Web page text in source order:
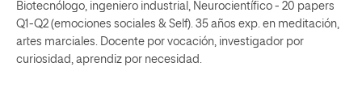
Biotecnólogo, ingeniero industrial, Neurocientífico - 20 papers
Q1-Q2 (emociones sociales & Self). 35 años exp. en meditación,
artes marciales. Docente por vocación, investigador por
curiosidad, aprendiz por necesidad.